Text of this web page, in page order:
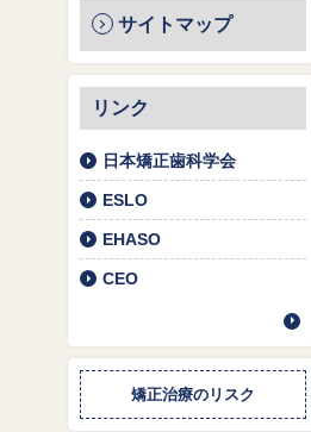
サイトマップ
リンク
日本矯正歯科学会
ESLO
EHASO
CEO
矯正治療のリスク